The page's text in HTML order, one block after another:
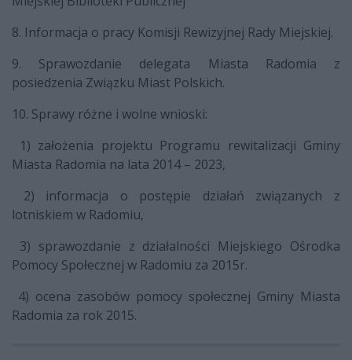
8. Informacja o pracy Komisji Rewizyjnej Rady Miejskiej.
9. Sprawozdanie delegata Miasta Radomia z
posiedzenia Związku Miast Polskich.
10. Sprawy różne i wolne wnioski:
1) założenia projektu Programu rewitalizacji Gminy
Miasta Radomia na lata 2014 – 2023,
2) informacja o postępie działań związanych z
lotniskiem w Radomiu,
3) sprawozdanie z działalności Miejskiego Ośrodka
Pomocy Społecznej w Radomiu za 2015r.
4) ocena zasobów pomocy społecznej Gminy Miasta
Radomia za rok 2015.